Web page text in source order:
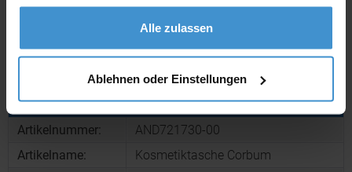
gesammelt haben.
Alle zulassen
Ablehnen oder Einstellungen
Muster bestellen
Produktinformationen zu diesem Werbeartikel
Artikelnummer:
AND721730-00
Artikelname:
Kosmetiktasche Corbum